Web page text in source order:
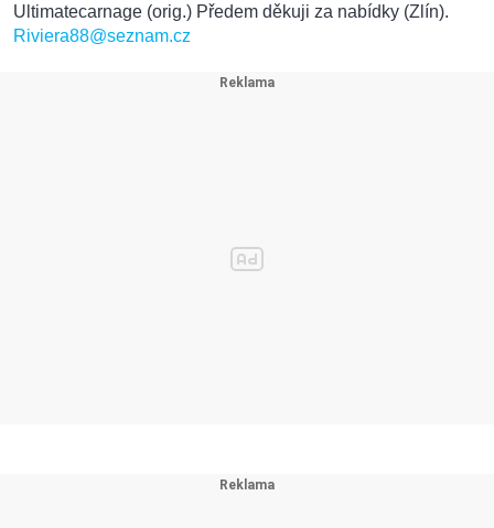
Ultimatecarnage (orig.) Předem děkuji za nabídky (Zlín).
Riviera88@seznam.cz